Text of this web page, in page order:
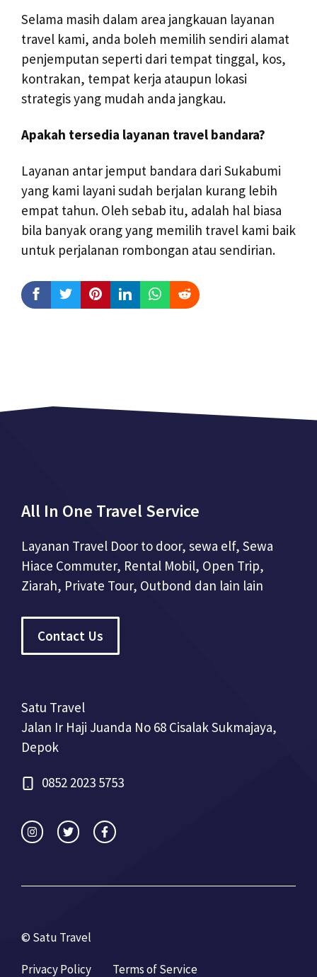
Selama masih dalam area jangkauan layanan
travel kami, anda boleh memilih sendiri alamat
penjemputan seperti dari tempat tinggal, kos,
kontrakan, tempat kerja ataupun lokasi
strategis yang mudah anda jangkau.
Apakah tersedia layanan travel bandara?
Layanan antar jemput bandara dari Sukabumi
yang kami layani sudah berjalan kurang lebih
empat tahun. Oleh sebab itu, adalah hal biasa
bila banyak orang yang memilih travel kami baik
untuk perjalanan rombongan atau sendirian.
All In One Travel Service
Layanan Travel Door to door, sewa elf, Sewa
Hiace Commuter, Rental Mobil, Open Trip,
Ziarah, Private Tour, Outbond dan lain lain
Contact Us
Satu Travel
Jalan Ir Haji Juanda No 68 Cisalak Sukmajaya,
Depok
0852 2023 5753
© Satu Travel
Privacy Policy Terms of Service